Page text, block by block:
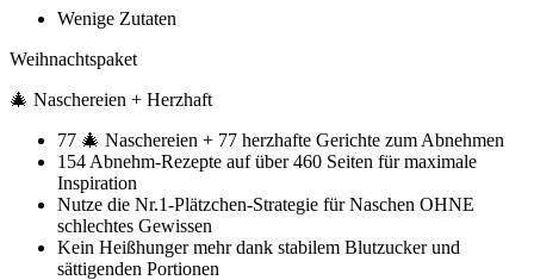
Wenige Zutaten
Weihnachtspaket
🎄 Naschereien + Herzhaft
77 🎄 Naschereien + 77 herzhafte Gerichte zum Abnehmen
154 Abnehm-Rezepte auf über 460 Seiten für maximale
Inspiration
Nutze die Nr.1-Plätzchen-Strategie für Naschen OHNE
schlechtes Gewissen
Kein Heißhunger mehr dank stabilem Blutzucker und
sättigenden Portionen